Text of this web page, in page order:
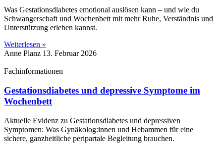
Was Gestationsdiabetes emotional auslösen kann – und wie du
Schwangerschaft und Wochenbett mit mehr Ruhe, Verständnis und
Unterstützung erleben kannst.
Weiterlesen »
Anne Planz 13. Februar 2026
Fachinformationen
Gestationsdiabetes und depressive Symptome im
Wochenbett
Aktuelle Evidenz zu Gestationsdiabetes und depressiven
Symptomen: Was Gynäkolog:innen und Hebammen für eine
sichere, ganzheitliche peripartale Begleitung brauchen.